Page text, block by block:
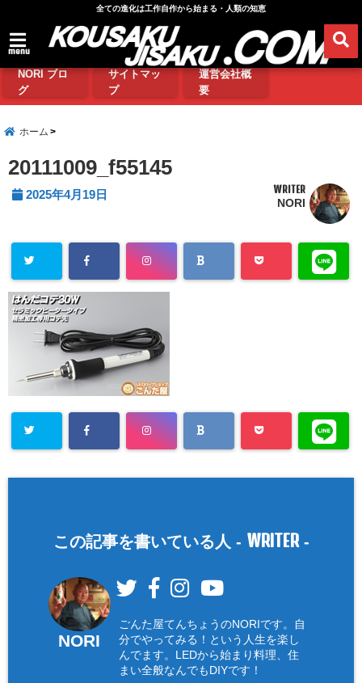
全ての進化は工作自作から始まる・人類の知恵
menu
NORI ブロ
グ
サイトマッ
プ
運営会社概
要
ホーム
20111009_f55145
2025年4月19日 WRITER
NORI
この記事を書いている人 - WRITER-
NORI
ごんた屋てんちょうのNORIです。自
分でやってみる！という人生を楽し
んでます。LEDから始まり料理、住
まい全般なんでもDIYです！